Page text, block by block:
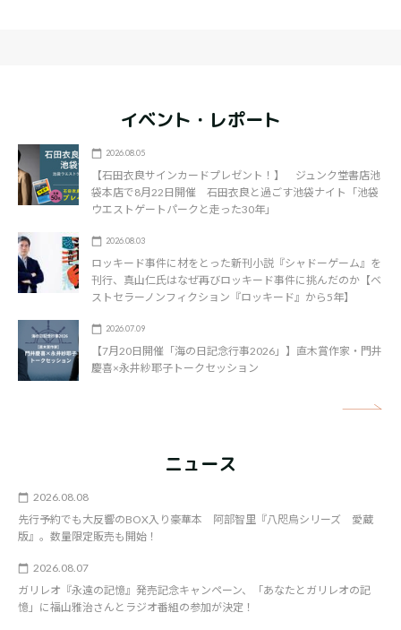
イベント・レポート
2026.08.05
【石田衣良サインカードプレゼント！】 ジュンク堂書店池
袋本店で8月22日開催 石田衣良と過ごす池袋ナイト「池袋
ウエストゲートパークと走った30年」
2026.08.03
ロッキード事件に材をとった新刊小説『シャドーゲーム』を
刊行、真山仁氏はなぜ再びロッキード事件に挑んだのか【ベ
ストセラーノンフィクション『ロッキード』から5年】
2026.07.09
【7月20日開催「海の日記念行事2026」】直木賞作家・門井
慶喜×永井紗耶子トークセッション
ニュース
2026.08.08
先行予約でも大反響のBOX入り豪華本 阿部智里『八咫烏シリーズ 愛蔵
版』。数量限定販売も開始！
2026.08.07
ガリレオ『永遠の記憶』発売記念キャンペーン、「あなたとガリレオの記
憶」に福山雅治さんとラジオ番組の参加が決定！